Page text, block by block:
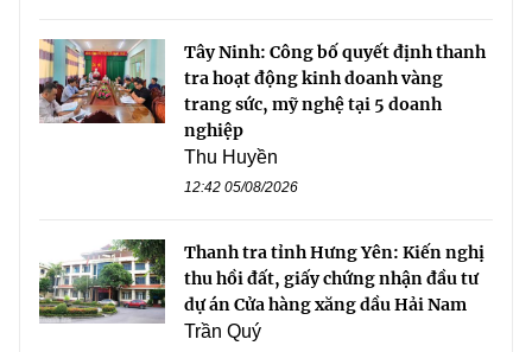
Tây Ninh: Công bố quyết định thanh
tra hoạt động kinh doanh vàng
trang sức, mỹ nghệ tại 5 doanh
nghiệp
Thu Huyền
12:42 05/08/2026
Thanh tra tỉnh Hưng Yên: Kiến nghị
thu hồi đất, giấy chứng nhận đầu tư
dự án Cửa hàng xăng dầu Hải Nam
Trần Quý